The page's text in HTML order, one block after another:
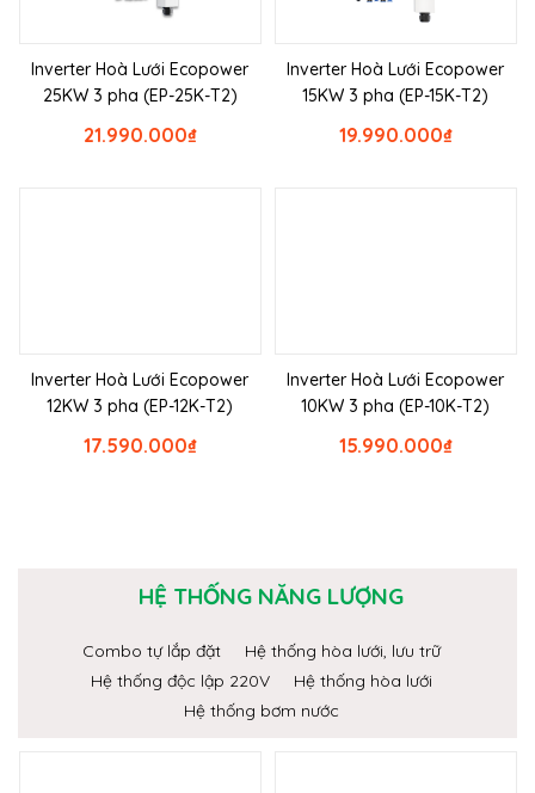
Inverter Hoà Lưới Ecopower
25KW 3 pha (EP-25K-T2)
₫
21.990.000
Inverter Hoà Lưới Ecopower
15KW 3 pha (EP-15K-T2)
₫
19.990.000
Inverter Hoà Lưới Ecopower
12KW 3 pha (EP-12K-T2)
₫
17.590.000
Inverter Hoà Lưới Ecopower
10KW 3 pha (EP-10K-T2)
₫
15.990.000
HỆ THỐNG NĂNG LƯỢNG
Combo tự lắp đặt
Hệ thống hòa lưới, lưu trữ
Hệ thống độc lập 220V
Hệ thống hòa lưới
Hệ thống bơm nước